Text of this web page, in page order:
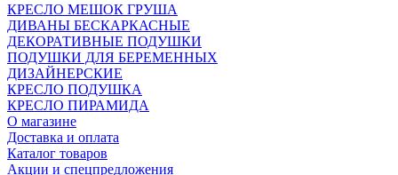
КРЕСЛО МЕШОК ГРУША
ДИВАНЫ БЕСКАРКАСНЫЕ
ДЕКОРАТИВНЫЕ ПОДУШКИ
ПОДУШКИ ДЛЯ БЕРЕМЕННЫХ
ДИЗАЙНЕРСКИЕ
КРЕСЛО ПОДУШКА
КРЕСЛО ПИРАМИДА
О магазине
Доставка и оплата
Каталог товаров
Акции и спецпредложения